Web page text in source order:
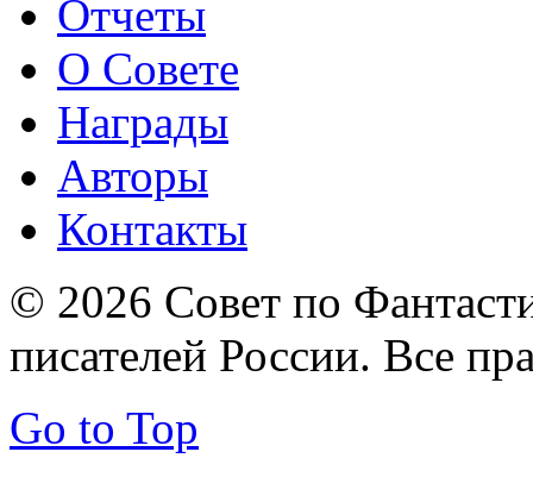
Отчеты
О Совете
Награды
Авторы
Контакты
© 2026 Совет по
писателей России. Все
Go to Top